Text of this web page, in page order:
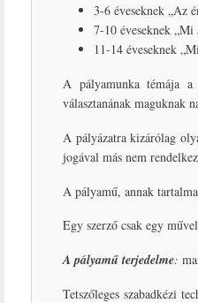
3-6 éveseknek „Az
7-10 éveseknek
11-14 éveseknek
A pályamunka témája
választanának maguknak
A pályázatra kizárólag
jogával más nem
A pályamű, annak
Egy szerző csak egy
A pályamű terjedelme:
Tetszőleges szabadkézi